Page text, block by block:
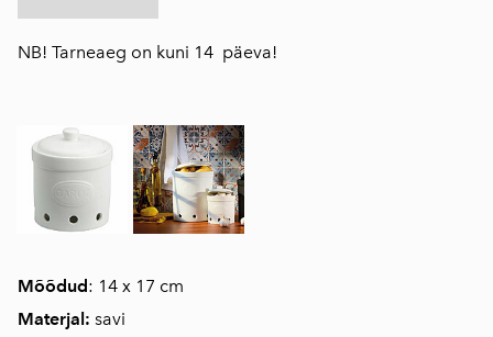
Mõõdud: 14 x 17 cm
Materjal: savi
NB! Tarneaeg on kuni 14 päeva!